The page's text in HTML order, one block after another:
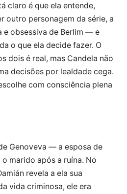
claro é que ela entende,
outro personagem da série, a
e obsessiva de Berlim — e
o que ela decide fazer. O
dois é real, mas Candela não
decisões por lealdade cega.
com consciência plena
Genoveva — a esposa de
marido após a ruína. No
revela a ela sua
vida criminosa, ele era